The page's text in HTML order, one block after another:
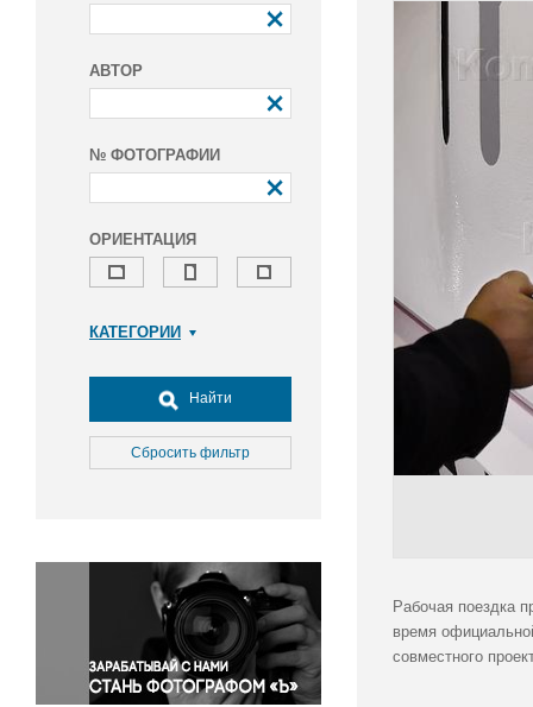
АВТОР
№ ФОТОГРАФИИ
ОРИЕНТАЦИЯ
КАТЕГОРИИ
Досуг, туризм и отдых
Культура
Медицина
Окружающая среда
Политика
Правосудие
Происшествия и конфликты
Религия
Найти
Сбросить фильтр
Рабочая поездка
время
совместного